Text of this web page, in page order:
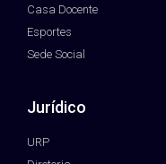
Casa Docente
Esportes
Sede Social
Jurídico
URP